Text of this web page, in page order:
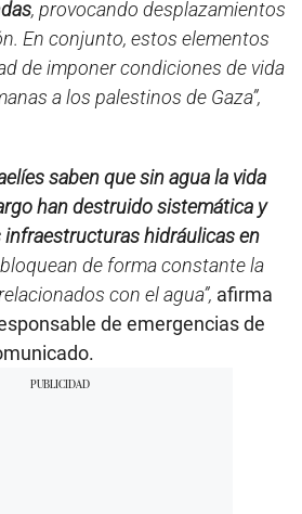
, provocando desplazamientos
En conjunto, estos elementos
de imponer condiciones de vida
a los palestinos de Gaza”,
saben que sin agua la vida
han destruido sistemática y
infraestructuras hidráulicas en
de forma constante la
con el agua”, afirma
de emergencias de